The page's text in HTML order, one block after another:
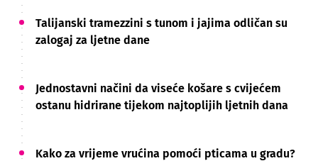
Talijanski tramezzini s tunom i jajima odličan su
zalogaj za ljetne dane
Jednostavni načini da viseće košare s cvijećem
ostanu hidrirane tijekom najtoplijih ljetnih dana
Kako za vrijeme vrućina pomoći pticama u gradu?